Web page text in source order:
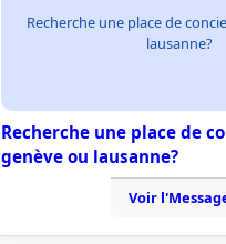
Recherche une place de
lausanne?
Recherche une place de
genève ou lausanne?
Voir